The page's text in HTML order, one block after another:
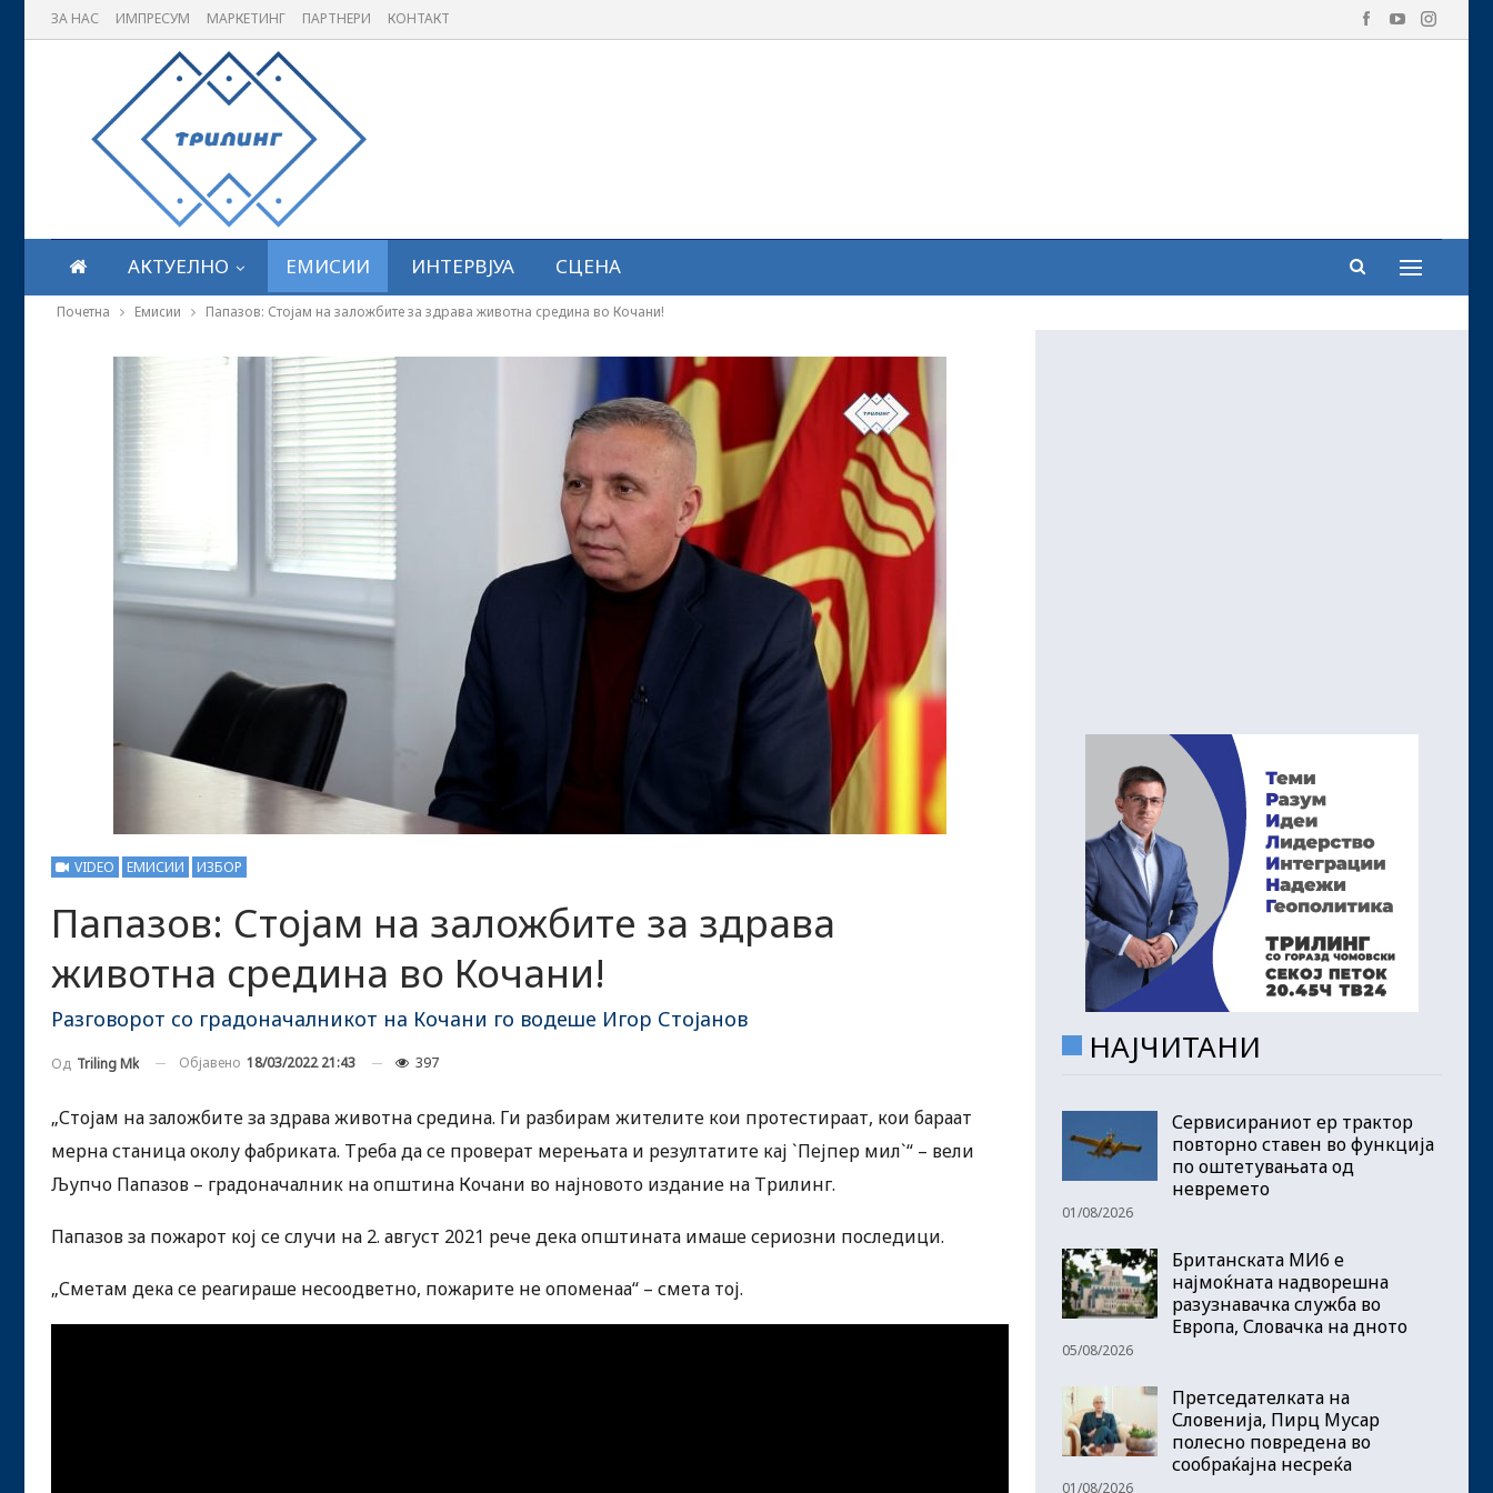
ЗА НАС ИМПРЕСУМ МАРКЕТИНГ ПАРТНЕРИ КОНТАКТ
АКТУЕЛНО ЕМИСИИ ИНТЕРВЈУА СЦЕНА
Почетна Емисии Папазов: Стојам на заложбите за здрава животна средина во Кочани!
VIDEO ЕМИСИИ ИЗБОР
Папазов: Стојам на заложбите за здрава
животна средина во Кочани!
Разговорот со градоначалникот на Кочани го водеше Игор Стојанов
Од Triling Mk Објавено 18/03/2022 21:43 397
„Стојам на заложбите за здрава животна средина. Ги разбирам жителите кои протестираат, кои бараат
мерна станица околу фабриката. Треба да се проверат мерењата и резултатите кај `Пејпер мил`“ – вели
Љупчо Папазов – градоначалник на општина Кочани во најновото издание на Трилинг.
Папазов за пожарот кој се случи на 2. август 2021 рече дека општината имаше сериозни последици.
„Сметам дека се реагираше несоодветно, пожарите не опоменаа“ – смета тој.
НАЈЧИТАНИ
Сервисираниот ер трактор
повторно ставен во функција
по оштетувањата од
невремето
01/08/2026
Британската МИ6 е
најмоќната надворешна
разузнавачка служба во
Европа, Словачка на дното
05/08/2026
Претседателката на
Словенија, Пирц Мусар
полесно повредена во
сообраќајна несреќа
01/08/2026